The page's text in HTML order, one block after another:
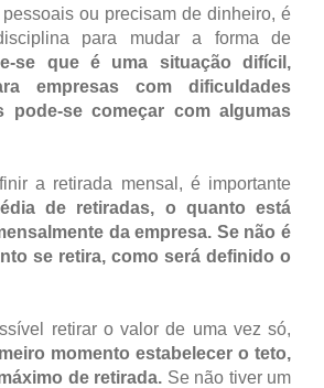
ou precisam de dinheiro, é
para mudar a forma de
se que é uma situação difícil,
empresas com dificuldades
pode-se começar com algumas
a retirada mensal, é importante
de retiradas, o quanto está
da empresa. Se não é
se retira, como será definido o
retirar o valor de uma vez só,
momento estabelecer o teto,
de retirada. Se não tiver um